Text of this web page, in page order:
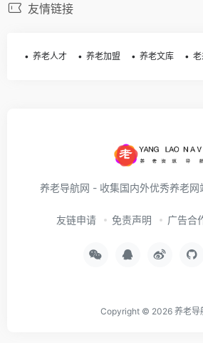
友情链接
养老人才 养老加盟 养老文库 老
养老导航网 - 收集国内外优秀养老网
友链申请 免责声明 广告合
Copyright © 2026 养老导